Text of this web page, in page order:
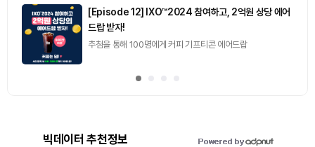
[Episode 12] IXO™2024 참여하고, 2억원 상당 에어
드랍 받자!
추첨을 통해 100명에게 커피 기프티콘 에어드랍
빅데이터 추천정보